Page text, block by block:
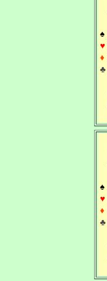
♠
♥
♦
♣
♠
♥
♦
♣